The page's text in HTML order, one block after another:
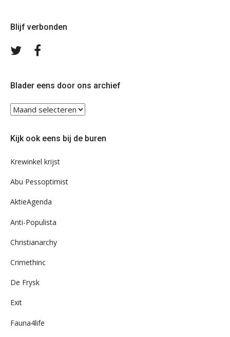
Blijf verbonden
Volg
Blader eens door ons archief
Blader
eens
ons
Kijk ook eens bij de buren
Krewinkel krijst
Abu Pessoptimist
AktieAgenda
Anti-Populista
Christianarchy
Crimethinc
De Frysk
Exit
Fauna4life